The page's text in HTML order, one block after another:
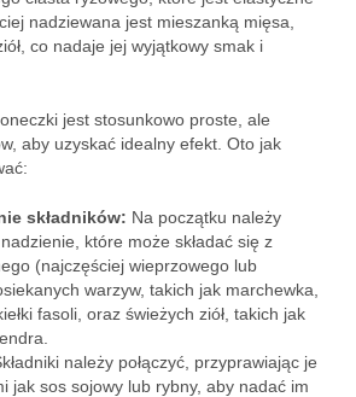
nadziewana jest mieszanką mięsa,
co nadaje jej wyjątkowy smak i
jest stosunkowo proste, ale
aby uzyskać idealny efekt. Oto jak
składników: Na początku należy
które może składać się z
(najczęściej wieprzowego lub
warzyw, takich jak marchewka,
fasoli, oraz świeżych ziół, takich jak
należy połączyć, przyprawiając je
jak sos sojowy lub rybny, aby nadać im